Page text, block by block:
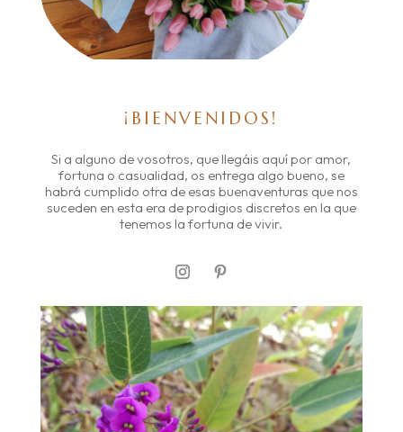
¡BIENVENIDOS!
Si a alguno de vosotros, que llegáis aquí por amor,
fortuna o casualidad, os entrega algo bueno, se
habrá cumplido otra de esas buenaventuras que nos
suceden en esta era de prodigios discretos en la que
tenemos la fortuna de vivir.